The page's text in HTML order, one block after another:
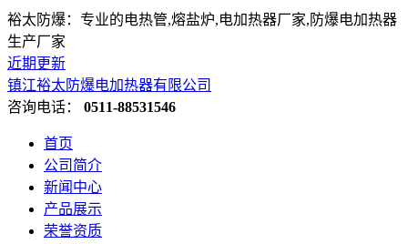
裕太防爆：专业的电热管,熔盐炉,电加热器厂家,防爆电加热器
生产厂家
近期更新
镇江裕太防爆电加热器有限公司
咨询电话： 0511-88531546
首页
公司简介
新闻中心
产品展示
荣誉资质